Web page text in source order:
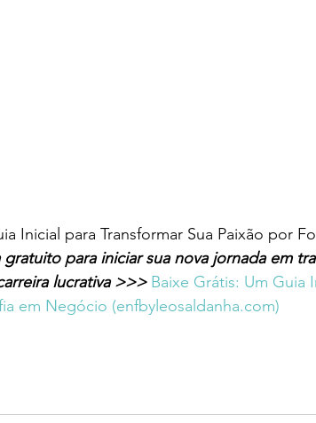
Inicial para Transformar Sua Paixão por
para iniciar sua nova jornada em
lucrativa >>> Baixe Grátis: Um Guia
em Negócio (enfbyleosaldanha.com)